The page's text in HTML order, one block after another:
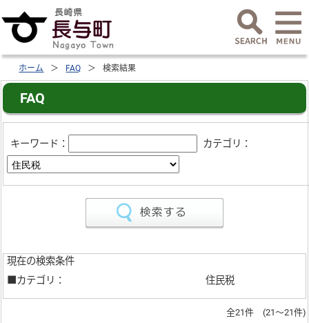
ホーム FAQ 検索結果
FAQ
キーワード： カテゴリ：
現在の検索条件
■カテゴリ：
住民税
全21件 (21～21件)